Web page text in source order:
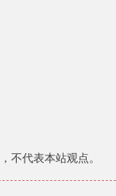
不代表本站观点。